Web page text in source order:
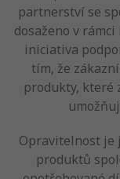
partnerství se
dosaženo v
iniciativa
tím, že
produkty, které
Opravitelnost je
produktů